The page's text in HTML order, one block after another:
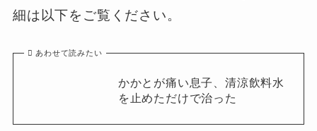
細は以下をご覧ください。
あわせて読みたい
かかとが痛い息子、清涼飲料水
を止めただけで治った